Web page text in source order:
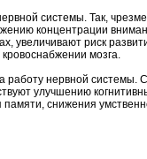
системы. Так,
концентрации
увеличивают риск
кровоснабжении мозга.
работу нервной системы.
улучшению
снижения